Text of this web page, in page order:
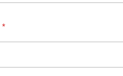
*